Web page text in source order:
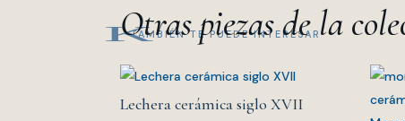
KTAMBIÉN TE PUEDE INTERESAR
Otras piezas de la
Lechera cerámica siglo XVII